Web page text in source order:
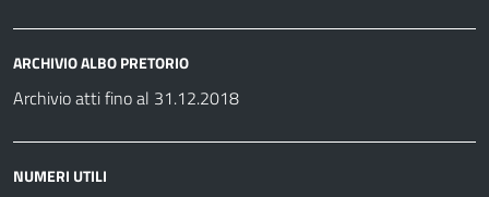
ARCHIVIO ALBO PRETORIO
Archivio atti fino al 31.12.2018
NUMERI UTILI